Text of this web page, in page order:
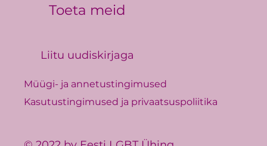
Toeta meid
Liitu uudiskirjaga
Müügi- ja annetustingimused
Kasutustingimused ja privaatsuspoliitika